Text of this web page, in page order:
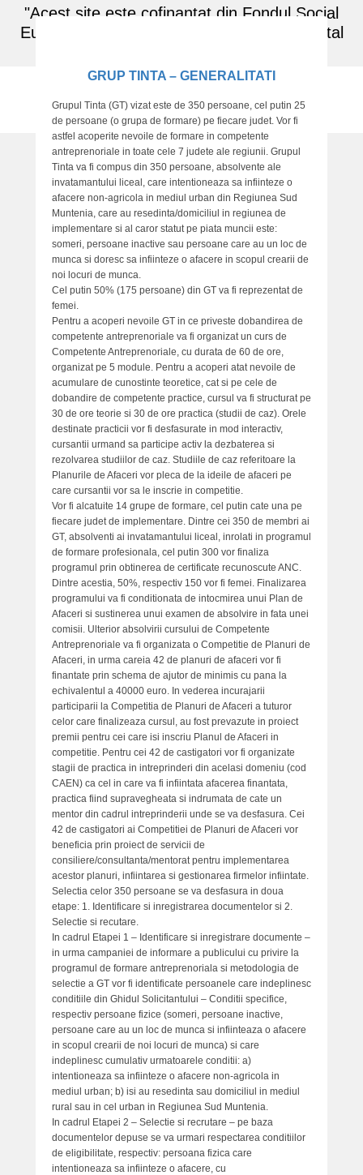
"Acest site este cofinantat din Fondul Social
European prin Programul Operational Capital
Antreprenori SMART
Tineri Responsabili, Ambițioși, Motivați, de Succes
e
o
n
2
9
.
1
.
2
0
1
b
y
B
a
r
a
n
e
s
c
u
F
l
o
r
i
n
GRUP TINTA – GENERALITATI
Grupul Tinta (GT) vizat este de 350 persoane, cel putin 25
de persoane (o grupa de formare) pe fiecare judet. Vor fi
astfel acoperite nevoile de formare in competente
antreprenoriale in toate cele 7 judete ale regiunii. Grupul
Tinta va fi compus din 350 persoane, absolvente ale
invatamantului liceal, care intentioneaza sa infiinteze o
afacere non-agricola in mediul urban din Regiunea Sud
Muntenia, care au resedinta/domiciliul in regiunea de
implementare si al caror statut pe piata muncii este:
someri, persoane inactive sau persoane care au un loc de
munca si doresc sa infiinteze o afacere in scopul crearii de
noi locuri de munca.
Cel putin 50% (175 persoane) din GT va fi reprezentat de
femei.
Pentru a acoperi nevoile GT in ce priveste dobandirea de
competente antreprenoriale va fi organizat un curs de
Competente Antreprenoriale, cu durata de 60 de ore,
organizat pe 5 module. Pentru a acoperi atat nevoile de
acumulare de cunostinte teoretice, cat si pe cele de
dobandire de competente practice, cursul va fi structurat pe
30 de ore teorie si 30 de ore practica (studii de caz). Orele
destinate practicii vor fi desfasurate in mod interactiv,
cursantii urmand sa participe activ la dezbaterea si
rezolvarea studiilor de caz. Studiile de caz referitoare la
Planurile de Afaceri vor pleca de la ideile de afaceri pe
care cursantii vor sa le inscrie in competitie.
Vor fi alcatuite 14 grupe de formare, cel putin cate una pe
fiecare judet de implementare. Dintre cei 350 de membri ai
GT, absolventi ai invatamantului liceal, inrolati in programul
de formare profesionala, cel putin 300 vor finaliza
programul prin obtinerea de certificate recunoscute ANC.
Dintre acestia, 50%, respectiv 150 vor fi femei. Finalizarea
programului va fi conditionata de intocmirea unui Plan de
Afaceri si sustinerea unui examen de absolvire in fata unei
comisii. Ulterior absolvirii cursului de Competente
Antreprenoriale va fi organizata o Competitie de Planuri de
Afaceri, in urma careia 42 de planuri de afaceri vor fi
finantate prin schema de ajutor de minimis cu pana la
echivalentul a 40000 euro. In vederea incurajarii
participarii la Competitia de Planuri de Afaceri a tuturor
celor care finalizeaza cursul, au fost prevazute in proiect
premii pentru cei care isi inscriu Planul de Afaceri in
competitie. Pentru cei 42 de castigatori vor fi organizate
stagii de practica in intreprinderi din acelasi domeniu (cod
CAEN) ca cel in care va fi infiintata afacerea finantata,
practica fiind supravegheata si indrumata de cate un
mentor din cadrul intreprinderii unde se va desfasura. Cei
42 de castigatori ai Competitiei de Planuri de Afaceri vor
beneficia prin proiect de servicii de
consiliere/consultanta/mentorat pentru implementarea
acestor planuri, infiintarea si gestionarea firmelor infiintate.
Selectia celor 350 persoane se va desfasura in doua
etape: 1. Identificare si inregistrarea documentelor si 2.
Selectie si recutare.
In cadrul Etapei 1 – Identificare si inregistrare documente –
in urma campaniei de informare a publicului cu privire la
programul de formare antreprenoriala si metodologia de
selectie a GT vor fi identificate persoanele care indeplinesc
conditiile din Ghidul Solicitantului – Conditii specifice,
respectiv persoane fizice (someri, persoane inactive,
persoane care au un loc de munca si infiinteaza o afacere
in scopul crearii de noi locuri de munca) si care
indeplinesc cumulativ urmatoarele conditii: a)
intentioneaza sa infiinteze o afacere non-agricola in
mediul urban; b) isi au resedinta sau domiciliul in mediul
rural sau in cel urban in Regiunea Sud Muntenia.
In cadrul Etapei 2 – Selectie si recrutare – pe baza
documentelor depuse se va urmari respectarea conditiilor
de eligibilitate, respectiv: persoana fizica care
intentioneaza sa infiinteze o afacere, cu